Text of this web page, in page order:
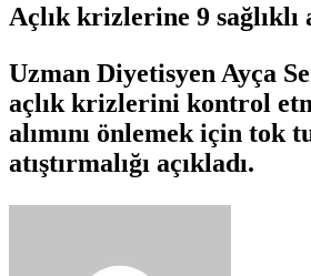
Açlık krizlerine 9 sağlıklı
Uzman Diyetisyen Ayça
açlık krizlerini kontrol
alımını önlemek için tok
atıştırmalığı açıkladı.